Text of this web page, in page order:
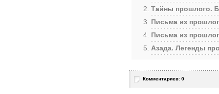
Тайны прошлого.
Письма из
Письма из
Азада. Легенды
Комментариев: 0